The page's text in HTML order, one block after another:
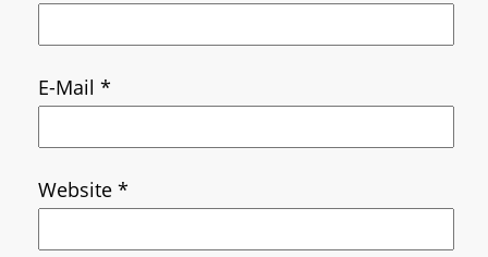
E-Mail *
Website *